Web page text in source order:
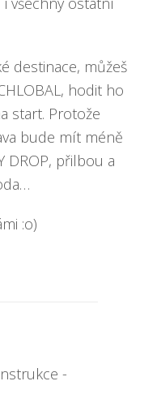
destinace, můžeš
hodit ho
start. Protože
bude mít méně
DROP, přilbou a
:o)
-